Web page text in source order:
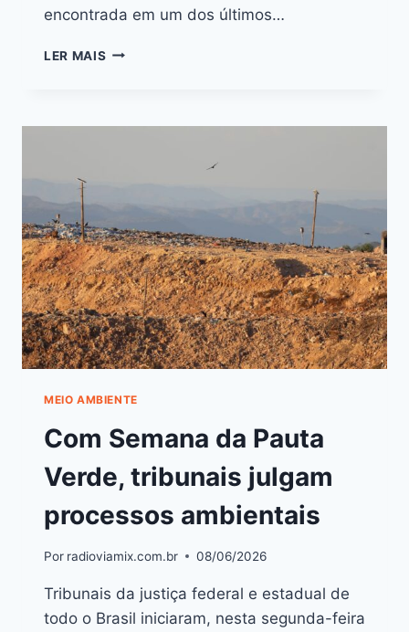
encontrada em um dos últimos…
LER MAIS
MEIO AMBIENTE
Com Semana da Pauta
Verde, tribunais julgam
processos ambientais
Por radioviamix.com.br 08/06/2026
Tribunais da justiça federal e estadual de
todo o Brasil iniciaram, nesta segunda-feira